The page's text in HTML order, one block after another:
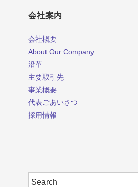
会社案内
会社概要
About Our Company
沿革
主要取引先
事業概要
代表ごあいさつ
採用情報